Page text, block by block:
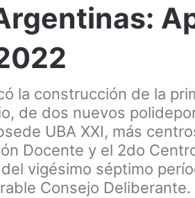
la construcción de la
de dos nuevos
UBA XXI, más
Docente y el 2do
vigésimo séptimo
Consejo Deliberante.